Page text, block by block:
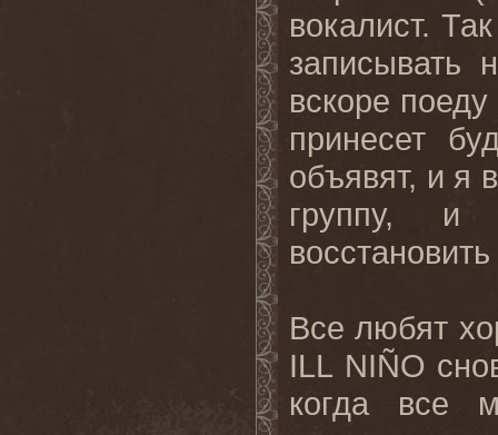
вокалист.
записывать
вскоре
принесет
объявят, и я
группу, и
Все любят
ILL NIÑO
когда все